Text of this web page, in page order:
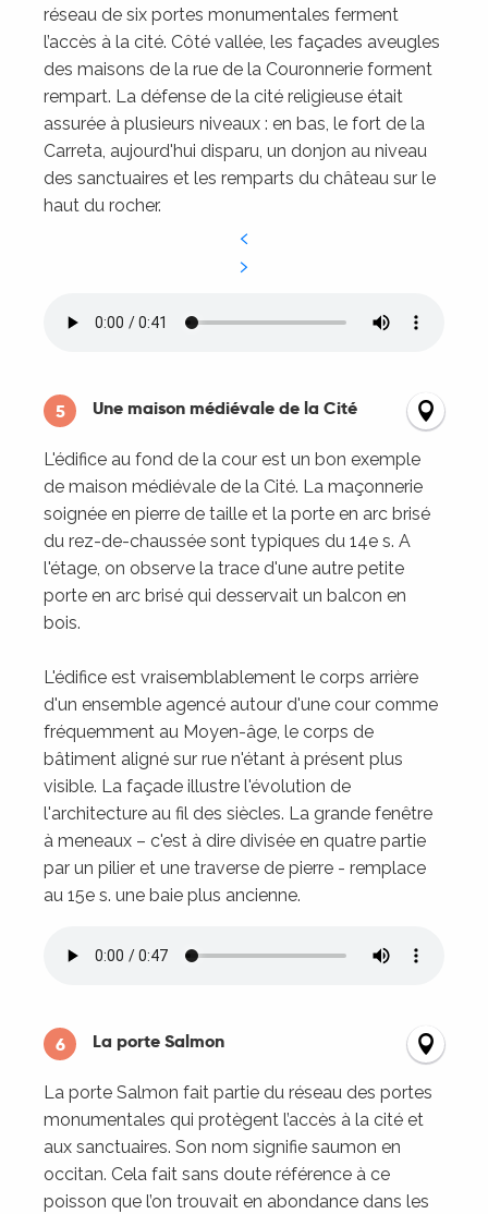
réseau de six portes monumentales ferment
l’accès à la cité. Côté vallée, les façades aveugles
des maisons de la rue de la Couronnerie forment
rempart. La défense de la cité religieuse était
assurée à plusieurs niveaux : en bas, le fort de la
Carreta, aujourd'hui disparu, un donjon au niveau
des sanctuaires et les remparts du château sur le
haut du rocher.
5 Une maison médiévale de la Cité
L'édifice au fond de la cour est un bon exemple
de maison médiévale de la Cité. La maçonnerie
soignée en pierre de taille et la porte en arc brisé
du rez-de-chaussée sont typiques du 14e s. A
l'étage, on observe la trace d'une autre petite
porte en arc brisé qui desservait un balcon en
bois.
L'édifice est vraisemblablement le corps arrière
d'un ensemble agencé autour d'une cour comme
fréquemment au Moyen-âge, le corps de
bâtiment aligné sur rue n'étant à présent plus
visible. La façade illustre l'évolution de
l'architecture au fil des siècles. La grande fenêtre
à meneaux – c'est à dire divisée en quatre partie
par un pilier et une traverse de pierre - remplace
au 15e s. une baie plus ancienne.
6 La porte Salmon
La porte Salmon fait partie du réseau des portes
monumentales qui protègent l’accès à la cité et
aux sanctuaires. Son nom signifie saumon en
occitan. Cela fait sans doute référence à ce
poisson que l’on trouvait en abondance dans les